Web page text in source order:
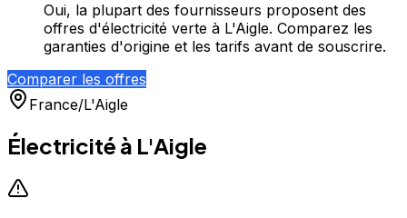
Oui, la plupart des fournisseurs proposent des
offres d'électricité verte à L'Aigle. Comparez les
garanties d'origine et les tarifs avant de souscrire.
Comparer les offres
France/L'Aigle
Électricité à L'Aigle